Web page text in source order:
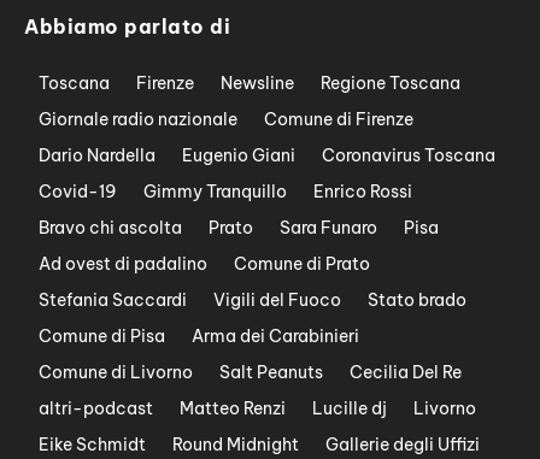
Abbiamo parlato di
Toscana Firenze Newsline
Regione Toscana
Giornale radio nazionale
Comune di Firenze
Dario Nardella
Eugenio Giani
Coronavirus Toscana
Covid-19
Gimmy Tranquillo
Enrico Rossi
Bravo chi ascolta
Prato Sara Funaro
Pisa
Ad ovest di padalino
Comune di Prato
Stefania Saccardi
Vigili del Fuoco
Stato brado
Comune di Pisa
Arma dei Carabinieri
Comune di Livorno
Salt Peanuts
Cecilia Del Re
altri-podcast
Matteo Renzi Lucille dj
Livorno
Eike Schmidt
Round Midnight
Gallerie degli Uffizi